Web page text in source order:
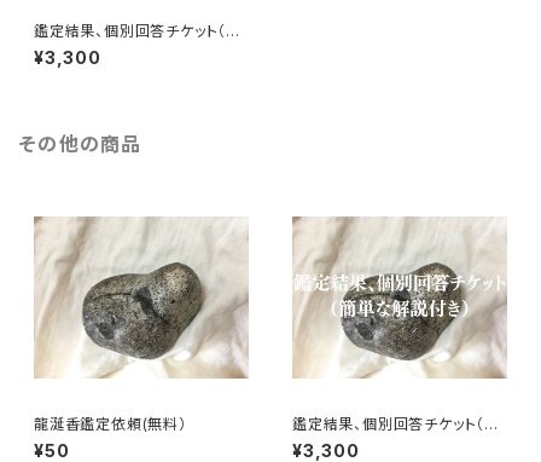
鑑定結果、個別回答チケット（簡
単な解説付き）
¥3,300
その他の商品
龍涎香鑑定依頼(無料）
¥50
鑑定結果、個別回答チケット（簡
単な解説付き）
¥3,300